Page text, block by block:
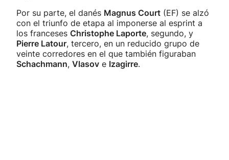
Por su parte, el danés Magnus Court (EF) se alzó
con el triunfo de etapa al imponerse al esprint a
los franceses Christophe Laporte, segundo, y
Pierre Latour, tercero, en un reducido grupo de
veinte corredores en el que también figuraban
Schachmann, Vlasov e Izagirre.